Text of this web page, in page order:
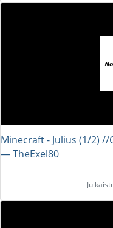
Minecraft - Julius (1/2) //
― TheExel80